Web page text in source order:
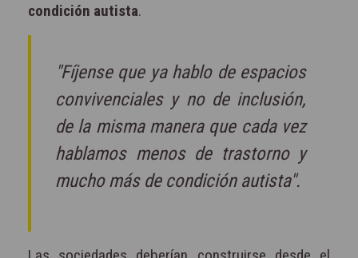
condición autista.
"Fíjense que ya hablo de espacios
convivenciales y no de inclusión,
de la misma manera que cada vez
hablamos menos de trastorno y
mucho más de condición autista".